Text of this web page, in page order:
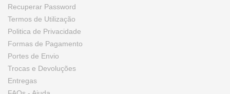
Recuperar Password
Termos de Utilização
Politica de Privacidade
Formas de Pagamento
Portes de Envio
Trocas e Devoluções
Entregas